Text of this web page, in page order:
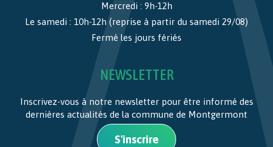
Mercredi : 9h-12h
Le samedi : 10h-12h (reprise à partir du samedi 29/08)
Fermé les jours fériés
NEWSLETTER
Inscrivez-vous à notre newsletter pour être informé des
dernières actualités de la commune de Montgermont
S'inscrire